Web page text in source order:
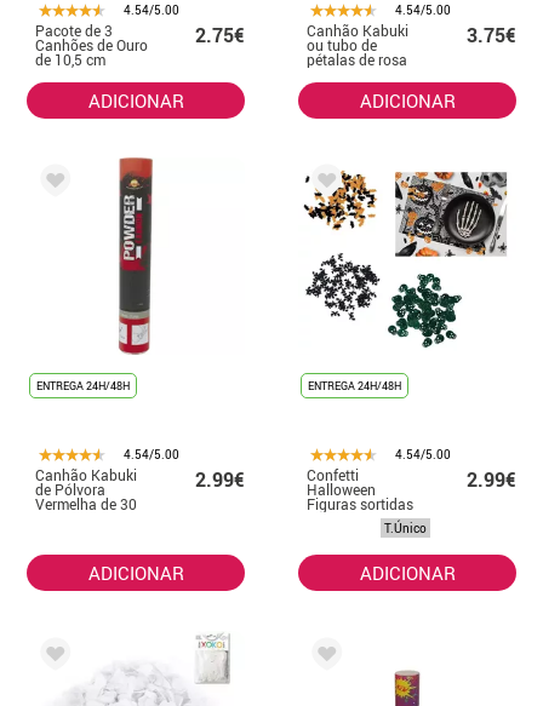
4.54/5.00
Pacote de 3
Canhões de Ouro
de 10,5 cm
2.75€
ADICIONAR
4.54/5.00
Canhão Kabuki
ou tubo de
pétalas de rosa
vermelhas de 50
cm para
casamentos
3.75€
ADICIONAR
ENTREGA 24H/48H
4.54/5.00
Canhão Kabuki
de Pólvora
Vermelha de 30
2.99€
ADICIONAR
ENTREGA 24H/48H
4.54/5.00
Confetti
Halloween
Figuras sortidas
25 gr
2.99€
T.Único
ADICIONAR